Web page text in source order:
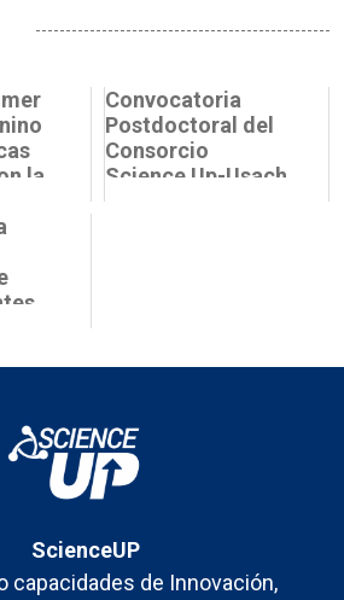
la
Convocatoria
Postdoctoral del
Consorcio
Science Up-Usach
ScienceUP
capacidades de Innovación,